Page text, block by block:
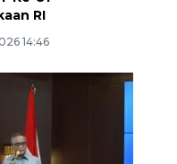
RI
14:46